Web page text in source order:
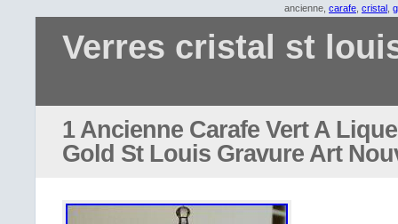
ancienne, carafe cristal
Verres cristal st
1 Ancienne Carafe Vert A
Gold St Louis Gravure Art